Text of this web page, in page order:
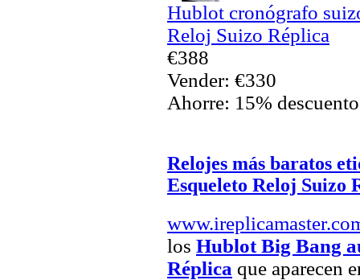
Hublot cronógrafo
Reloj Suizo Réplica
€388
Vender: €330
Ahorre: 15% descuento
Relojes más baratos
Esqueleto Reloj Suizo
los Hublot Big Bang
Réplica que aparecen